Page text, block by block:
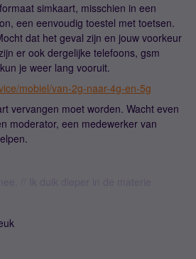
simkaart, misschien in een
een eenvoudig toestel met toetsen.
dat het geval zijn en jouw voorkeur
er ook dergelijke telefoons, gsm
je weer lang vooruit.
mobiel/van-2g-naar-4g-en-5g
vervangen moet worden. Wacht even
moderator, een medewerker van